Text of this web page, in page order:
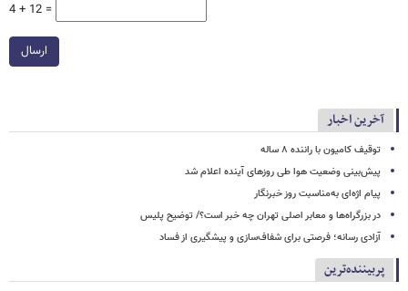
4 + 12 =
ارسال
آخرین اخبار
توقیف کامیون با راننده ۸ ساله
پیش‌بینی وضعیت هوا طی روزهای آینده اعلام شد
پیام اژه‌ای به‌مناسبت روز خبرنگار
در بزرگراه‌ها و معابر اصلی تهران چه خبر است؟/ توضیح پلیس
آزادی رسانه؛ فرصتی برای شفاف‌سازی و پیشگیری از فساد
پربیننده‌ترین